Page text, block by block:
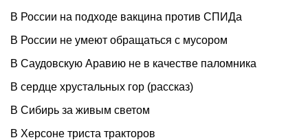
В России на подходе вакцина против СПИДа
В России не умеют обращаться с мусором
В Саудовскую Аравию не в качестве паломника
В сердце хрустальных гор (рассказ)
В Сибирь за живым светом
В Херсоне триста тракторов